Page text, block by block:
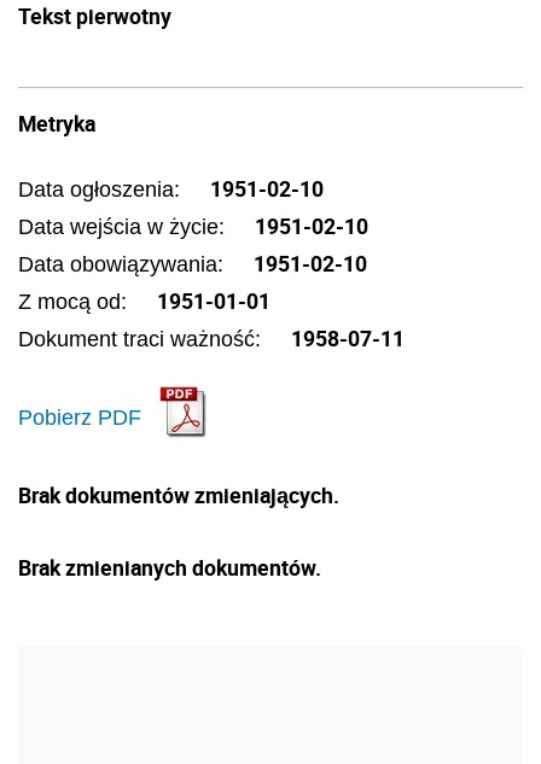
Tekst pierwotny
Metryka
Data ogłoszenia: 1951-02-10
Data wejścia w życie: 1951-02-10
Data obowiązywania: 1951-02-10
Z mocą od: 1951-01-01
Dokument traci ważność: 1958-07-11
Pobierz PDF
Brak dokumentów zmieniających.
Brak zmienianych dokumentów.